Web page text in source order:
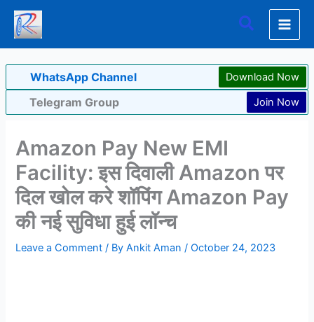
Skip
content
Search
WhatsApp Channel Download Now
Telegram Group Join Now
Amazon Pay New EMI
Facility: इस दिवाली Amazon पर
दिल खोल करे शॉपिंग Amazon Pay
की नई सुविधा हुई लॉन्च
Leave a Comment / ByAnkit Aman/October 24, 2023